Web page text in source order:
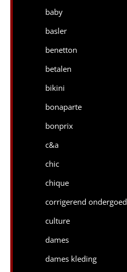
baby
basler
benetton
betalen
bikini
bonaparte
bonprix
c&a
chic
chique
corrigerend ondergoed
culture
dames
dames kleding